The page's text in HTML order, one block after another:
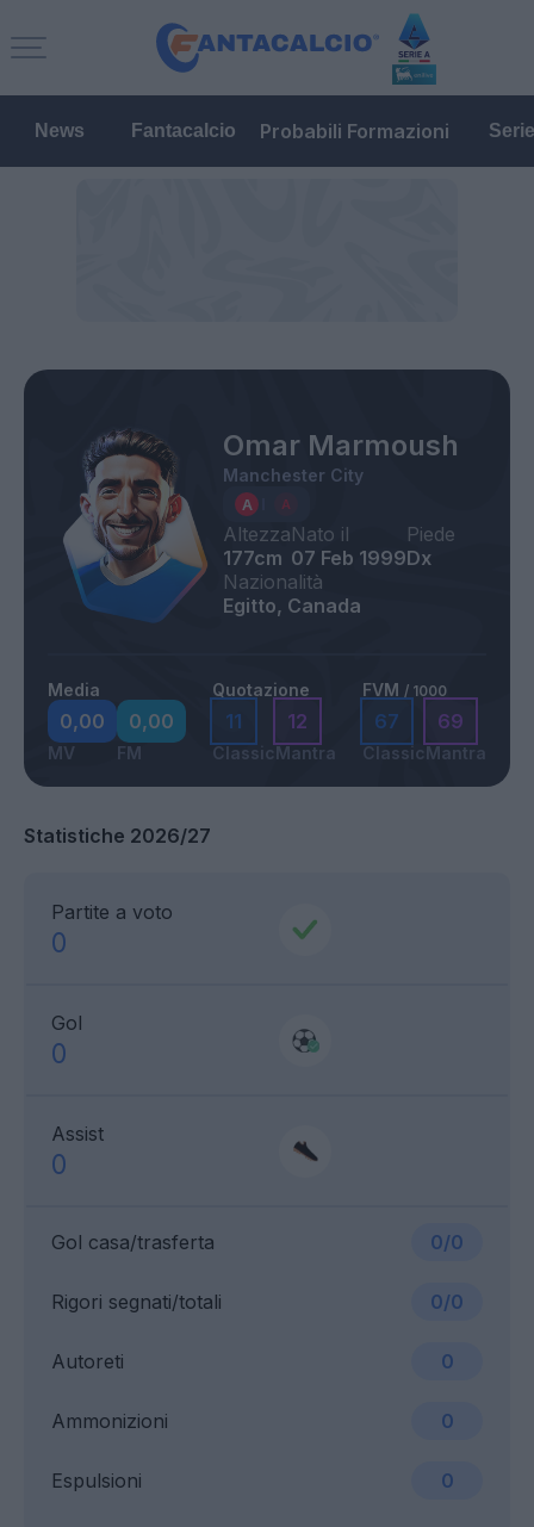
News Fantacalcio Probabili Formazioni
Omar Marmoush
Manchester City
Altezza
177cm
Nato il
07 Feb 1999
Piede
Dx
Nazionalità
Egitto, Canada
Media
0,00
MV
0,00
FM
Quotazione
11
Classic
12
Mantra
FVM / 1000
67
Classic
69
Mantra
Statistiche 2026/27
Partite a voto
0
Gol
0
Assist
0
Gol casa/trasferta 0/0
Ammonizioni 0
Rigori segnati/totali 0/0
Espulsioni 0
Autoreti 0